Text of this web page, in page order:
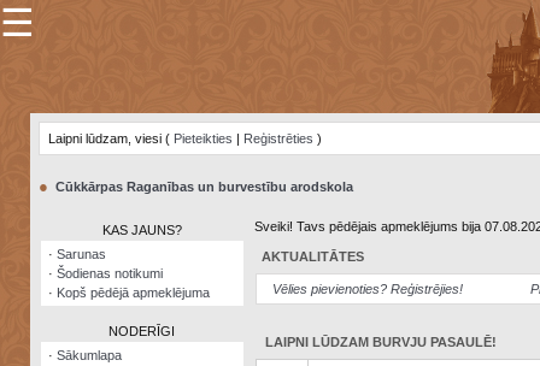
×
Šodienas
notikumi
☰
Laipni lūdzam, viesi ( Pieteikties | Reģistrēties )
● Cūkkārpas Raganības un burvestību arodskola
KAS JAUNS?
· Sarunas
· Šodienas notikumi
· Kopš pēdējā apmeklējuma
NODERĪGI
· Sākumlapa
Sveiki! Tavs pēdējais apmeklējums bija
AKTUALITĀTES
Vēlies pievienoties? Reģistrējies!
LAIPNI LŪDZAM BURVJU PASAULĒ!